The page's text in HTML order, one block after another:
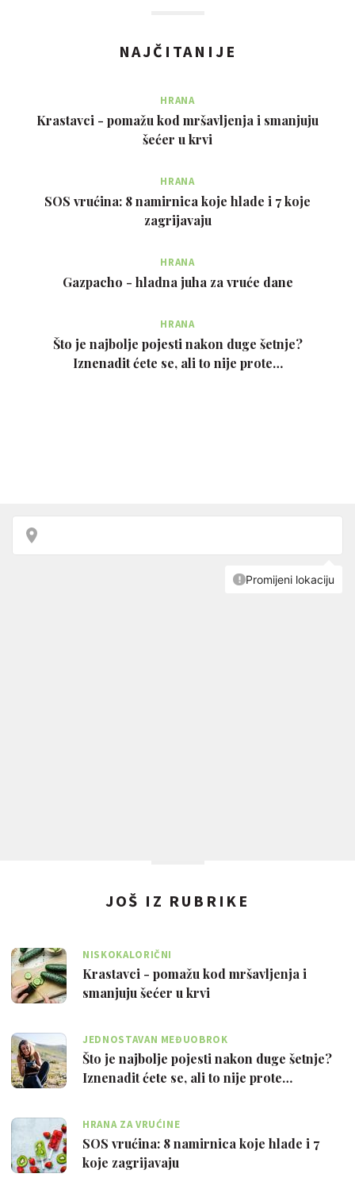
NAJČITANIJE
HRANA
Krastavci - pomažu kod mršavljenja i smanjuju
šećer u krvi
HRANA
SOS vrućina: 8 namirnica koje hlade i 7 koje
zagrijavaju
HRANA
Gazpacho - hladna juha za vruće dane
HRANA
Što je najbolje pojesti nakon duge šetnje?
Iznenadit ćete se, ali to nije prote…
JOŠ IZ RUBRIKE
NISKOKALORIČNI
Krastavci - pomažu kod mršavljenja i
smanjuju šećer u krvi
JEDNOSTAVAN MEĐUOBROK
Što je najbolje pojesti nakon duge šetnje?
Iznenadit ćete se, ali to nije prote…
HRANA ZA VRUĆINE
SOS vrućina: 8 namirnica koje hlade i 7
koje zagrijavaju